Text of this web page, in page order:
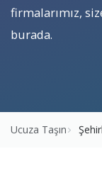
firmalarımız,
burada.
Ucuza Taşın